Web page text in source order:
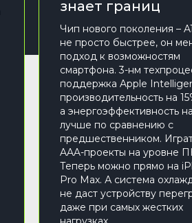
знает границ
Чип нового поколения –
не просто быстрее, он
подход к возможностям
смартфона. 3-нм
поддержка Apple
производительность на
а энергоэффективность
лучше по сравнению с
предшественником.
AAA-проекты на уровне
Теперь можно прямо на
Pro Max. А система
не даст устройству
даже при самых жестких